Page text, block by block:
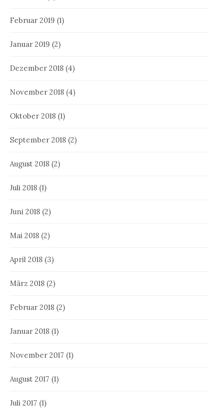
Februar 2019 (1)
Januar 2019 (2)
Dezember 2018 (4)
November 2018 (4)
Oktober 2018 (1)
September 2018 (2)
August 2018 (2)
Juli 2018 (1)
Juni 2018 (2)
Mai 2018 (2)
April 2018 (3)
März 2018 (2)
Februar 2018 (2)
Januar 2018 (1)
November 2017 (1)
August 2017 (1)
Juli 2017 (1)